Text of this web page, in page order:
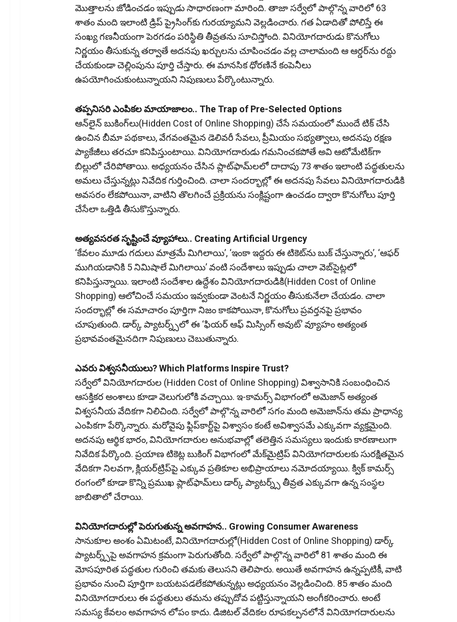
మొత్తాలను జోడించడం ఇప్పుడు సాధారణంగా మారింది. తాజా సర్వేలో పాల్గొన్న వారిలో 63
శాతం మంది ఇలాంటి డ్రిప్‌ ప్రైసింగ్‌కు గురయ్యామని వెల్లడించారు. గత ఏడాదితో పోలిస్తే ఈ
సంఖ్య గణనీయంగా పెరగడం పరిస్థితి తీవ్రతను సూచిస్తోంది. వినియోగదారుడు కొనుగోలు
నిర్ణయం తీసుకున్న తర్వాతే అదనపు ఖర్చులను చూపించడం వల్ల చాలామంది ఆ ఆర్డర్‌ను రద్దు
చేయకుండా చెల్లింపును పూర్తి చేస్తారు. ఈ మానసిక ధోరణినే కంపెనీలు
ఉపయోగించుకుంటున్నాయని నిపుణులు పేర్కొంటున్నారు.
తప్పనిసరి ఎంపికల మాయాజాలం.. The Trap of Pre-Selected Options
ఆన్‌లైన్‌ బుకింగ్‌లు(Hidden Cost of Online Shopping) చేసే సమయంలో ముందే టిక్‌ చేసి
ఉంచిన బీమా పథకాలు, వేగవంతమైన డెలివరీ సేవలు, ప్రీమియం సభ్యత్వాలు, అదనపు రక్షణ
ప్యాకేజీలు తరచూ కనిపిస్తుంటాయి. వినియోగదారుడు గమనించకపోతే అవి ఆటోమేటిక్‌గా
బిల్లులో చేరిపోతాయి. అధ్యయనం చేసిన ప్లాట్‌ఫామ్‌లలో దాదాపు 73 శాతం ఇలాంటి పద్ధతులను
అమలు చేస్తున్నట్లు నివేదిక గుర్తించింది. చాలా సందర్భాల్లో ఈ అదనపు సేవలు వినియోగదారుడికి
అవసరం లేకపోయినా, వాటిని తొలగించే ప్రక్రియను సంక్లిష్టంగా ఉంచడం ద్వారా కొనుగోలు పూర్తి
చేసేలా ఒత్తిడి తీసుకొస్తున్నారు.
అత్యవసరత సృష్టించే వ్యూహాలు.. Creating Artificial Urgency
‘కేవలం మూడు గదులు మాత్రమే మిగిలాయి’, ‘ఇంకా ఇద్దరు ఈ టికెట్‌ను బుక్‌ చేస్తున్నారు’, ‘ఆఫర్‌
ముగియడానికి 5 నిమిషాలే మిగిలాయి’ వంటి సందేశాలు ఇప్పుడు చాలా వెబ్‌సైట్లలో
కనిపిస్తున్నాయి. ఇలాంటి సందేశాల ఉద్దేశం వినియోగదారుడికి(Hidden Cost of Online
Shopping) ఆలోచించే సమయం ఇవ్వకుండా వెంటనే నిర్ణయం తీసుకునేలా చేయడం. చాలా
సందర్భాల్లో ఈ సమాచారం పూర్తిగా నిజం కాకపోయినా, కొనుగోలు ప్రవర్తనపై ప్రభావం
చూపుతుంది. డార్క్‌ ప్యాటర్న్స్‌లో ఈ ‘ఫియర్‌ ఆఫ్‌ మిస్సింగ్‌ అవుట్‌’ వ్యూహం అత్యంత
ప్రభావవంతమైనదిగా నిపుణులు చెబుతున్నారు.
ఎవరు విశ్వసనీయులు? Which Platforms Inspire Trust?
సర్వేలో వినియోగదారుల (Hidden Cost of Online Shopping) విశ్వాసానికి సంబంధించిన
ఆసక్తికర అంశాలు కూడా వెలుగులోకి వచ్చాయి. ఇ-కామర్స్‌ విభాగంలో అమెజాన్‌ అత్యంత
విశ్వసనీయ వేదికగా నిలిచింది. సర్వేలో పాల్గొన్న వారిలో సగం మంది అమెజాన్‌ను తమ ప్రాధాన్య
ఎంపికగా పేర్కొన్నారు. మరోవైపు ఫ్లిప్‌కార్ట్‌పై విశ్వాసం కంటే అవిశ్వాసమే ఎక్కువగా వ్యక్తమైంది.
అదనపు ఆర్థిక భారం, వినియోగదారుల అనుభవాల్లో తలెత్తిన సమస్యలు ఇందుకు కారణాలుగా
నివేదిక పేర్కొంది. ప్రయాణ టికెట్ల బుకింగ్‌ విభాగంలో మేక్‌మైట్రిప్‌ వినియోగదారులకు సురక్షితమైన
వేదికగా నిలవగా, క్లియర్‌ట్రిప్‌పై ఎక్కువ ప్రతికూల అభిప్రాయాలు నమోదయ్యాయి. క్విక్‌ కామర్స్‌
రంగంలో కూడా కొన్ని ప్రముఖ ప్లాట్‌ఫామ్‌లు డార్క్‌ ప్యాటర్న్స్‌ తీవ్రత ఎక్కువగా ఉన్న సంస్థల
జాబితాలో చేరాయి.
వినియోగదారుల్లో పెరుగుతున్న అవగాహన.. Growing Consumer Awareness
సానుకూల అంశం ఏమిటంటే, వినియోగదారుల్లో(Hidden Cost of Online Shopping) డార్క్‌
ప్యాటర్న్స్‌పై అవగాహన క్రమంగా పెరుగుతోంది. సర్వేలో పాల్గొన్న వారిలో 81 శాతం మంది ఈ
మోసపూరిత పద్ధతుల గురించి తమకు తెలుసని తెలిపారు. అయితే అవగాహన ఉన్నప్పటికీ, వాటి
ప్రభావం నుంచి పూర్తిగా బయటపడలేకపోతున్నట్లు అధ్యయనం వెల్లడించింది. 85 శాతం మంది
వినియోగదారులు ఈ పద్ధతులు తమను తప్పుదోవ పట్టిస్తున్నాయని అంగీకరించారు. అంటే
సమస్య కేవలం అవగాహన లోపం కాదు. డిజిటల్‌ వేదికల రూపకల్పనలోనే వినియోగదారులను